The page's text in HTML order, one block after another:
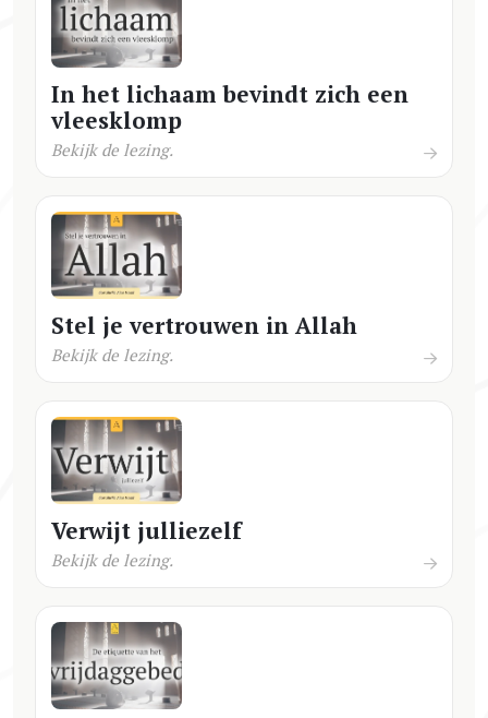
In het lichaam bevindt zich een
vleesklomp
Bekijk de lezing.
Stel je vertrouwen in Allah
Bekijk de lezing.
Verwijt julliezelf
Bekijk de lezing.